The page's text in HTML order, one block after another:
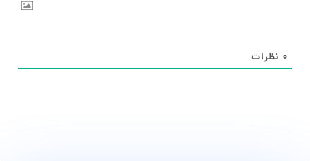
۰ نظرات